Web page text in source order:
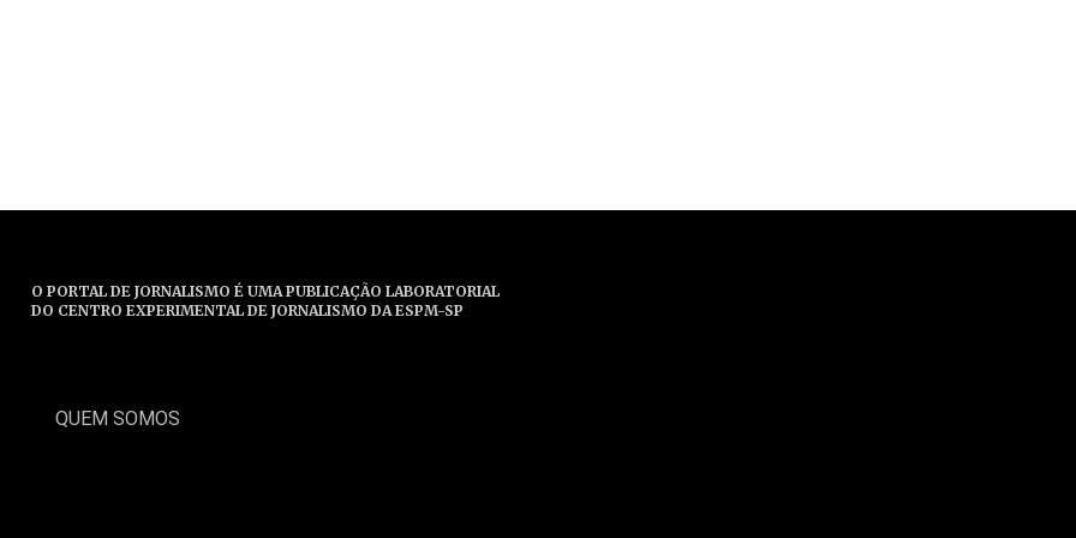
O PORTAL DE JORNALISMO É UMA PUBLICAÇÃO LABORATORIAL
DO CENTRO EXPERIMENTAL DE JORNALISMO DA ESPM-SP
QUEM SOMOS